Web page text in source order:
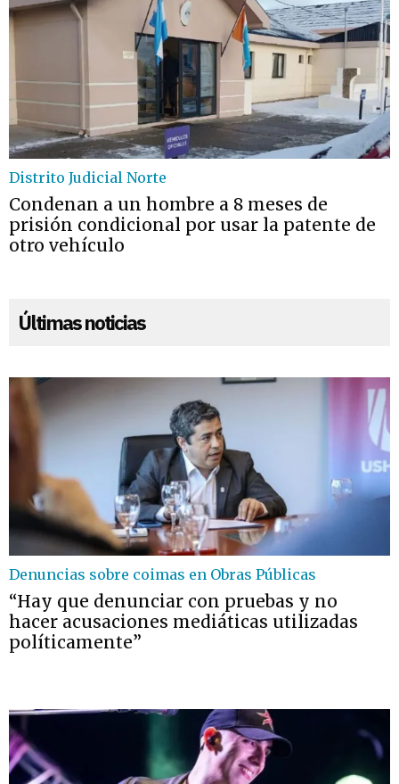
Distrito Judicial Norte
Condenan a un hombre a 8 meses de
prisión condicional por usar la patente de
otro vehículo
Últimas noticias
Denuncias sobre coimas en Obras Públicas
“Hay que denunciar con pruebas y no
hacer acusaciones mediáticas utilizadas
políticamente”